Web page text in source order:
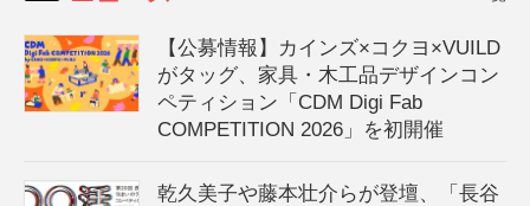
【公募情報】カインズ×コクヨ×VUILD
がタッグ、家具・木工品デザインコン
ペティション「CDM Digi Fab
COMPETITION 2026」を初開催
乾久美子や藤本壮介らが登壇、「長谷